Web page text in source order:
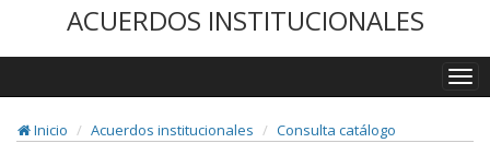
ACUERDOS INSTITUCIONALES
Inicio
Acuerdos institucionales Consulta catálogo